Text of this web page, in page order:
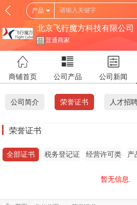
产品
北京飞行魔方科技有限公司
普通商家
商铺首页 公司产品 公司新闻
公司简介 荣誉证书 人才招
荣誉证书
全部证书 税务登记证
经营许可类
产
暂无信息.